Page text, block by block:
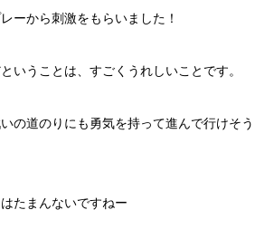
ーから刺激をもらいました！
いうことは、すごくうれしいことです。
の道のりにも勇気を持って進んで行けそう
たまんないですねー